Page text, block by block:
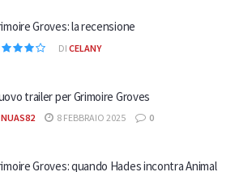
Groves: la recensione
DI CELANY
trailer per Grimoire Groves
NUAS82 8 FEBBRAIO 2025 0
Groves: quando Hades incontra Animal